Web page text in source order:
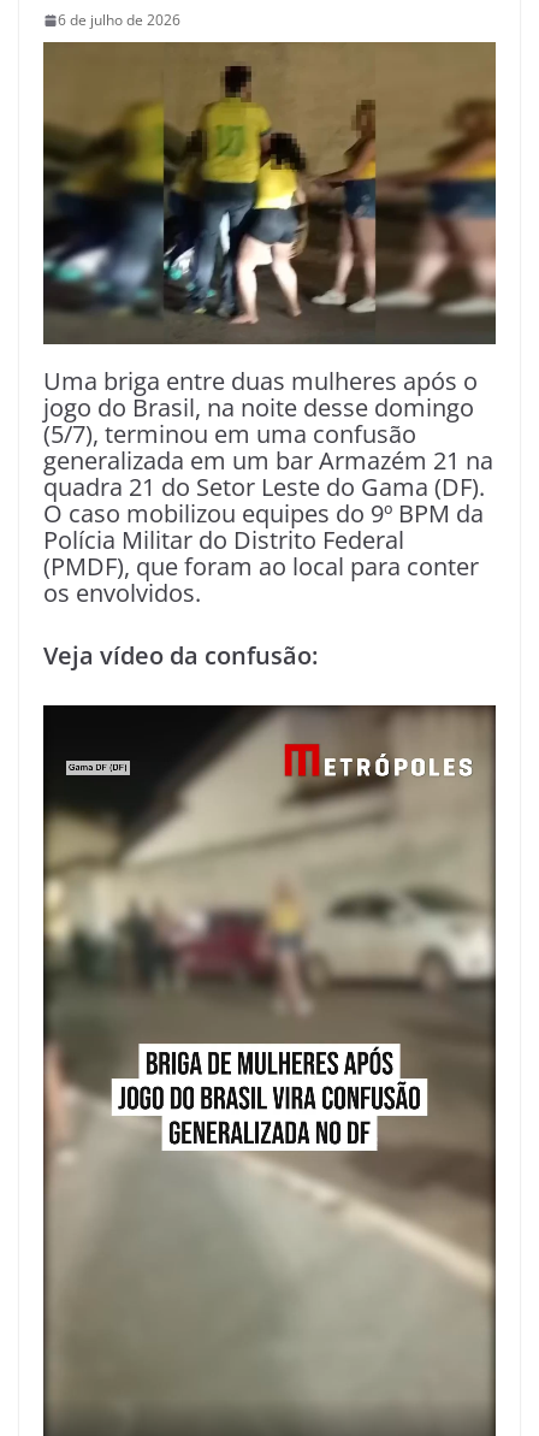
6 de julho de 2026
Uma briga entre duas mulheres após o
jogo do Brasil, na noite desse domingo
(5/7), terminou em uma confusão
generalizada em um bar Armazém 21 na
quadra 21 do Setor Leste do Gama (DF).
O caso mobilizou equipes do 9º BPM da
Polícia Militar do Distrito Federal
(PMDF), que foram ao local para conter
os envolvidos.
Veja vídeo da confusão: